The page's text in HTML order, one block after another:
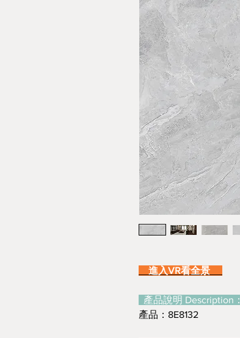
進入VR看全景
產品說明 Description：
產品：8E8132